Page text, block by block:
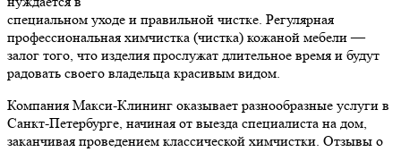
специальном уходе и правильной чистке. Регулярная
профессиональная химчистка (чистка) кожаной мебели —
залог того, что изделия прослужат длительное время и будут
радовать своего владельца красивым видом.
Компания Макси-Клининг оказывает разнообразные услуги в
Санкт-Петербурге, начиная от выезда специалиста на дом,
заканчивая проведением классической химчистки. Отзывы о